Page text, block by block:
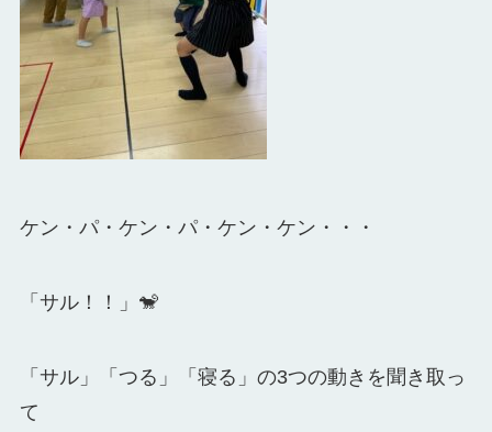
ケン・パ・ケン・パ・ケン・ケン・・・
「サル！！」🐒
「サル」「つる」「寝る」の3つの動きを聞き取っ
て